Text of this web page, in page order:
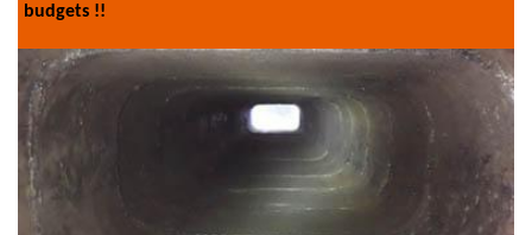
budgets !!